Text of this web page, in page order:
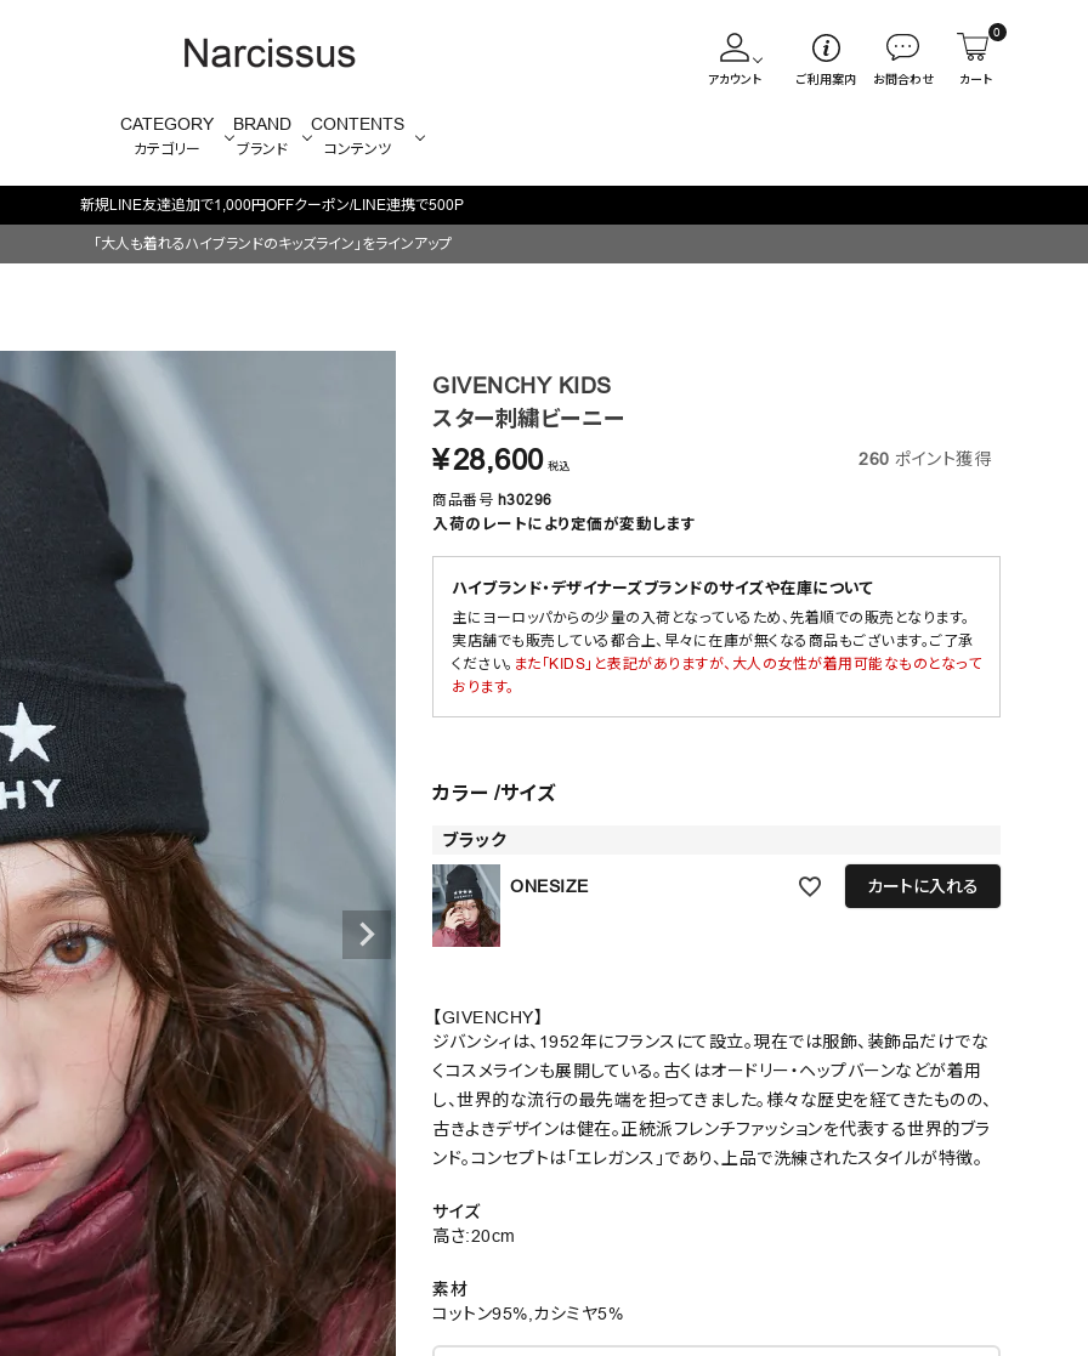
アカウント ご利用案内 お問合わせ
0
カート
CATEGORY
カテゴリー
SALE
OUTLET
BRAND
ブランド
CONTENTS
コンテンツ
新規LINE友達追加で1,000円OFFクーポン/LINE連携で500P
「大人も着れるハイブランドのキッズライン」をラインアップ
GIVENCHY KIDS
スター刺繍ビーニー
¥28,600 税込 260 ポイント獲得
商品番号 h30296
入荷のレートにより定価が変動します
ハイブランド・デザイナーズブランドのサイズや在庫について
主にヨーロッパからの少量の入荷となっているため、先着順での販売となります。
実店舗でも販売している都合上、早々に在庫が無くなる商品もございます。ご了承
ください。 また「KIDS」と表記がありますが、大人の女性が着用可能なものとなって
おります。
カラー サイズ
ブラック
ONESIZE カートに入れる
【GIVENCHY】
ジバンシィは、1952年にフランスにて設立。現在では服飾、装飾品だけでな
くコスメラインも展開している。古くはオードリー・ヘップバーンなどが着用
し、世界的な流行の最先端を担ってきました。様々な歴史を経てきたものの、
古きよきデザインは健在。正統派フレンチファッションを代表する世界的ブラ
ンド。コンセプトは「エレガンス」であり、上品で洗練されたスタイルが特徴。
サイズ
高さ:20cm
素材
コットン95%,カシミヤ5%